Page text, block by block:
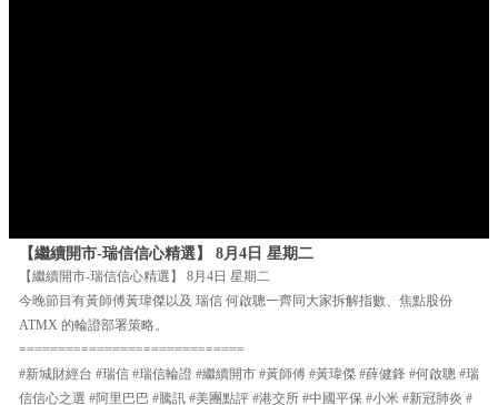
【繼續開市-瑞信信心精選】 8月4日 星期二
【繼續開市-瑞信信心精選】 8月4日 星期二
今晚節目有黃師傅黃瑋傑以及 瑞信 何啟聰一齊同大家拆解指數、焦點股份
ATMX 的輪證部署策略。
=============================
#新城財經台 #瑞信 #瑞信輪證 #繼續開市 #黃師傅 #黃瑋傑 #薛健鋒 #何啟聰 #瑞
信信心之選 #阿里巴巴 #騰訊 #美團點評 #港交所 #中國平保 #小米 #新冠肺炎 #